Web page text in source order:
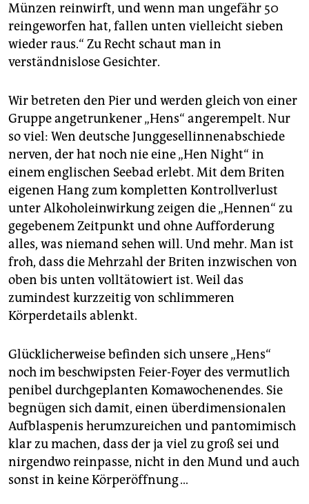
Münzen reinwirft, und wenn man ungefähr 50
reingeworfen hat, fallen unten vielleicht sieben
wieder raus.“ Zu Recht schaut man in
verständnislose Gesichter.
Wir betreten den Pier und werden gleich von einer
Gruppe angetrunkener „Hens“ angerempelt. Nur
so viel: Wen deutsche Junggesellinnenabschiede
nerven, der hat noch nie eine „Hen Night“ in
einem englischen Seebad erlebt. Mit dem Briten
eigenen Hang zum kompletten Kontrollverlust
unter Alkoholeinwirkung zeigen die „Hennen“ zu
gegebenem Zeitpunkt und ohne Aufforderung
alles, was niemand sehen will. Und mehr. Man ist
froh, dass die Mehrzahl der Briten inzwischen von
oben bis unten volltätowiert ist. Weil das
zumindest kurzzeitig von schlimmeren
Körperdetails ablenkt.
Glücklicherweise befinden sich unsere „Hens“
noch im beschwipsten Feier-Foyer des vermutlich
penibel durchgeplanten Komawochenendes. Sie
begnügen sich damit, einen überdimensionalen
Aufblaspenis herumzureichen und pantomimisch
klar zu machen, dass der ja viel zu groß sei und
nirgendwo reinpasse, nicht in den Mund und auch
sonst in keine Körperöffnung …